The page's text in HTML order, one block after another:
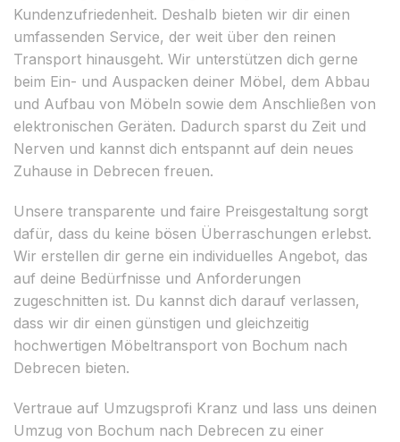
Kundenzufriedenheit. Deshalb bieten wir dir einen
umfassenden Service, der weit über den reinen
Transport hinausgeht. Wir unterstützen dich gerne
beim Ein- und Auspacken deiner Möbel, dem Abbau
und Aufbau von Möbeln sowie dem Anschließen von
elektronischen Geräten. Dadurch sparst du Zeit und
Nerven und kannst dich entspannt auf dein neues
Zuhause in Debrecen freuen.
Unsere transparente und faire Preisgestaltung sorgt
dafür, dass du keine bösen Überraschungen erlebst.
Wir erstellen dir gerne ein individuelles Angebot, das
auf deine Bedürfnisse und Anforderungen
zugeschnitten ist. Du kannst dich darauf verlassen,
dass wir dir einen günstigen und gleichzeitig
hochwertigen Möbeltransport von Bochum nach
Debrecen bieten.
Vertraue auf Umzugsprofi Kranz und lass uns deinen
Umzug von Bochum nach Debrecen zu einer